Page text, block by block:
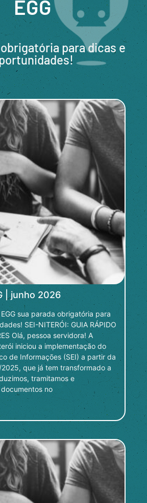
EGG
para dicas e
| junho 2026
sua parada obrigatória para
SEI-NITERÓI: GUIA RÁPIDO
Olá, pessoa servidora! A
iniciou a implementação do
de Informações (SEI) a partir da
que já tem transformado a
tramitamos e
no